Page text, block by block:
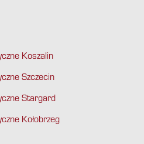
Koszalin
Szczecin
Stargard
Kołobrzeg